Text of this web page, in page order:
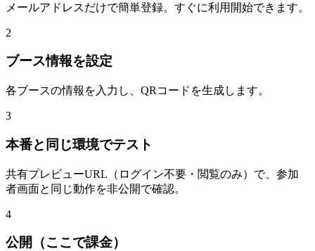
メールアドレスだけで簡単登録。すぐに利用開始できます。
2
ブース情報を設定
各ブースの情報を入力し、QRコードを生成します。
3
本番と同じ環境でテスト
共有プレビューURL（ログイン不要・閲覧のみ）で、参加
者画面と同じ動作を非公開で確認。
4
公開（ここで課金）